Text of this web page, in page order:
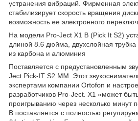
устранения вибраций. Фирменная
стабилизирует скорость вращения
возможность ее электронного
На модели Pro-Ject X1 B (Pick It S2)
длиной 8.6 дюйма, двухслойная трубка
из карбона и алюминия
Поставляется с предустановленным
Ject Pick-IT S2 MM. Этот
экспертами компании Ortofon и
разработчиков Pro-Ject. X1 «может
проигрыванию через несколько минут
B поставляется с полностью